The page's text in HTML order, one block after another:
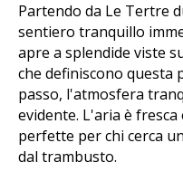
Partendo da Le Tertre
sentiero tranquillo
apre a splendide viste
che definiscono questa
passo, l'atmosfera
evidente. L'aria è
perfette per chi cerca
dal trambusto.